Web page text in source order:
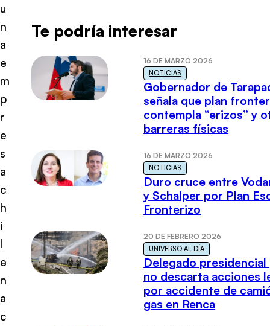
u
n
a
e
m
p
r
e
s
a
c
h
i
l
e
n
a
c
Te podría interesar
16 DE MARZO 2026
NOTICIAS
Gobernador de
señala que plan
contempla “erizos” y
barreras físicas
16 DE MARZO 2026
NOTICIAS
Duro cruce entre
y Schalper por Plan
Fronterizo
20 DE FEBRERO 2026
UNIVERSO AL DÍA
Delegado presidencial
no descarta acciones
por accidente de
gas en Renca